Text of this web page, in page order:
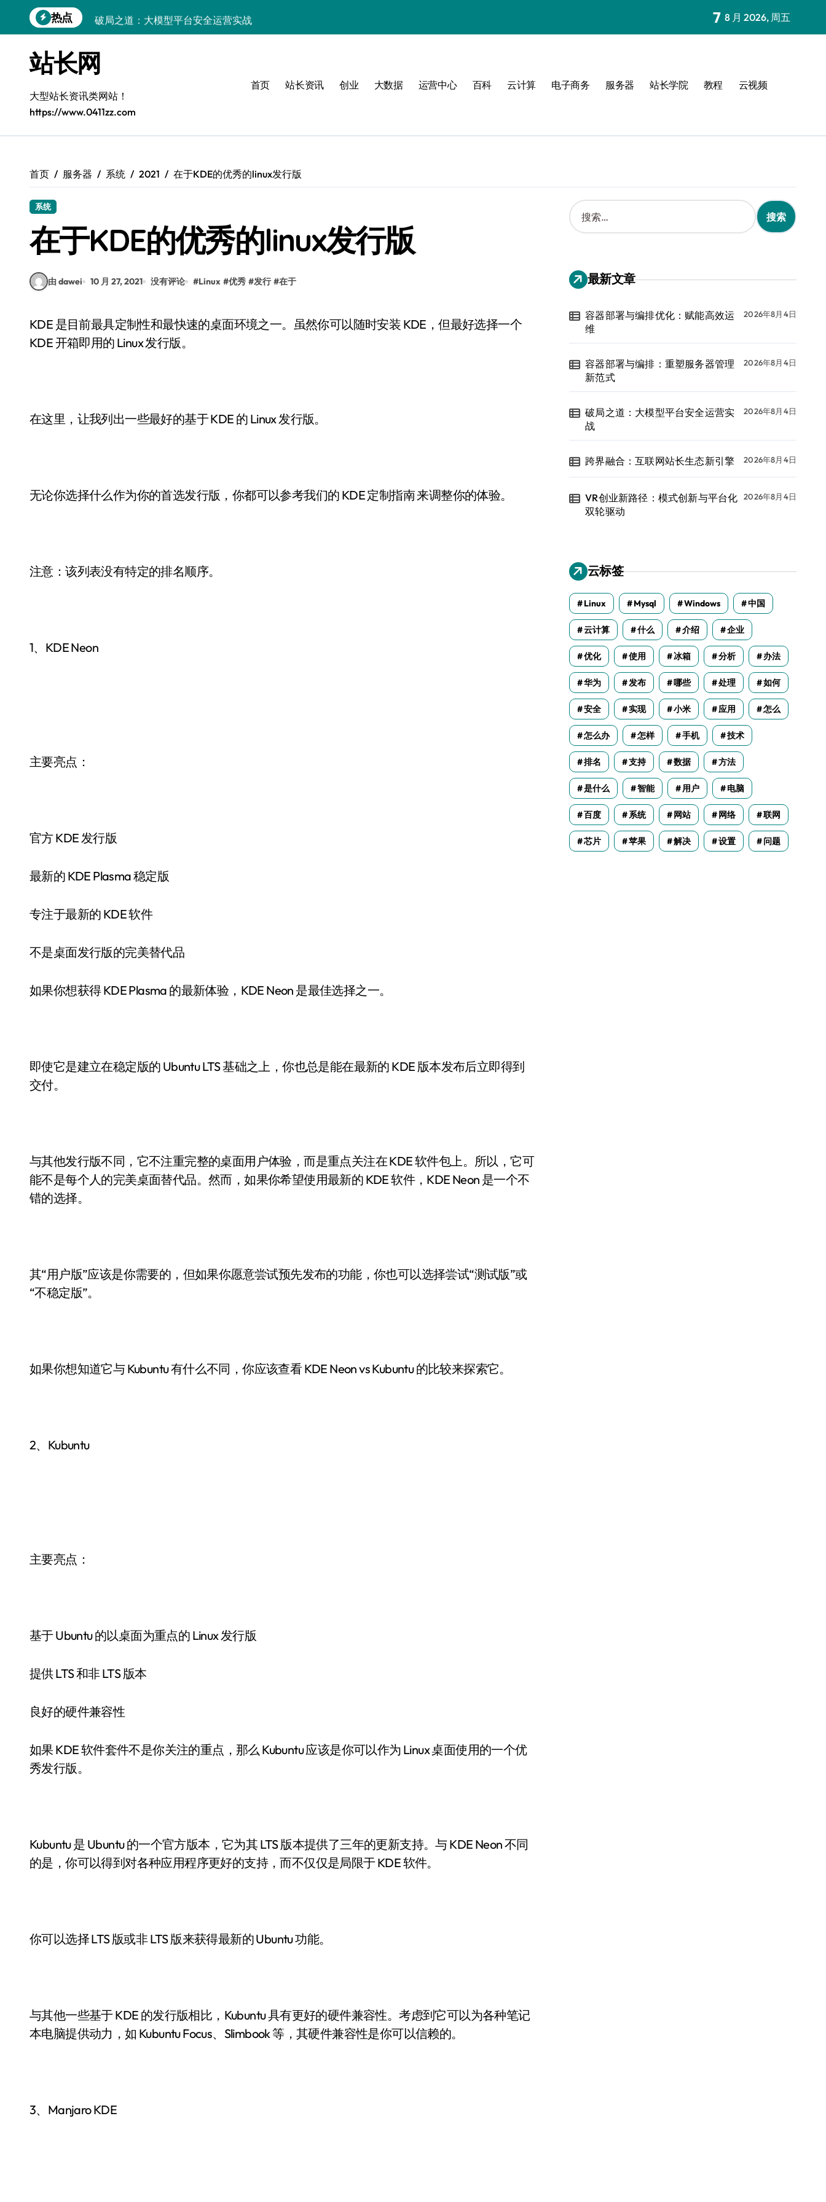
到
热点
破局之道：大模型平台安全运营实战
VR创业新路径：模式创新与平台化双轮驱动
容器智能编排：释放服务器极致效能
模式革新驱动：平台生态创业实战指南
跨界融合，驱动技术创新新生态
鸿蒙建站效能跃升：优化策略与工具链实战指南
7 8 月 2026, 周五
站长网
大型站长资讯类网站！
https://www.0411zz.com
首页 站长资讯 创业 大数据 运营中心 百科 云计算 电子商务 服务器 站长学院 教程 云视频
首页 服务器 系统 2021 在于KDE的优秀的linux发行版
系统
在于KDE的优秀的linux发行版
由 dawei 10 月 27, 2021 没有评论 #Linux #优秀 #发行 #在于
KDE 是目前最具定制性和最快速的桌面环境之一。虽然你可以随时安装 KDE，但最好选择一个
KDE 开箱即用的 Linux 发行版。
在这里，让我列出一些最好的基于 KDE 的 Linux 发行版。
无论你选择什么作为你的首选发行版，你都可以参考我们的 KDE 定制指南 来调整你的体验。
注意：该列表没有特定的排名顺序。
1、KDE Neon
主要亮点：
官方 KDE 发行版
最新的 KDE Plasma 稳定版
专注于最新的 KDE 软件
不是桌面发行版的完美替代品
如果你想获得 KDE Plasma 的最新体验，KDE Neon 是最佳选择之一。
即使它是建立在稳定版的 Ubuntu LTS 基础之上，你也总是能在最新的 KDE 版本发布后立即得到
交付。
与其他发行版不同，它不注重完整的桌面用户体验，而是重点关注在 KDE 软件包上。所以，它可
能不是每个人的完美桌面替代品。然而，如果你希望使用最新的 KDE 软件，KDE Neon 是一个不
错的选择。
其“用户版”应该是你需要的，但如果你愿意尝试预先发布的功能，你也可以选择尝试“测试版”或
“不稳定版”。
如果你想知道它与 Kubuntu 有什么不同，你应该查看 KDE Neon vs Kubuntu 的比较来探索它。
2、Kubuntu
主要亮点：
基于 Ubuntu 的以桌面为重点的 Linux 发行版
提供 LTS 和非 LTS 版本
良好的硬件兼容性
如果 KDE 软件套件不是你关注的重点，那么 Kubuntu 应该是你可以作为 Linux 桌面使用的一个优
秀发行版。
Kubuntu 是 Ubuntu 的一个官方版本，它为其 LTS 版本提供了三年的更新支持。与 KDE Neon 不同
的是，你可以得到对各种应用程序更好的支持，而不仅仅是局限于 KDE 软件。
你可以选择 LTS 版或非 LTS 版来获得最新的 Ubuntu 功能。
与其他一些基于 KDE 的发行版相比，Kubuntu 具有更好的硬件兼容性。考虑到它可以为各种笔记
本电脑提供动力，如 Kubuntu Focus、Slimbook 等，其硬件兼容性是你可以信赖的。
3、Manjaro KDE
搜
索
：
最新文章
容器部署与编排优化：赋能高效运
维
2026年8月4日
容器部署与编排：重塑服务器管理
新范式
2026年8月4日
破局之道：大模型平台安全运营实
战
2026年8月4日
跨界融合：互联网站长生态新引擎 2026年8月4日
VR创业新路径：模式创新与平台化
双轮驱动
2026年8月4日
云标签
Linux Mysql Windows 中国
云计算 什么 介绍 企业
优化 使用 冰箱 分析 办法
华为 发布 哪些 处理 如何
安全 实现 小米 应用 怎么
怎么办 怎样 手机 技术
排名 支持 数据 方法
是什么 智能 用户 电脑
百度 系统 网站 网络 联网
芯片 苹果 解决 设置 问题